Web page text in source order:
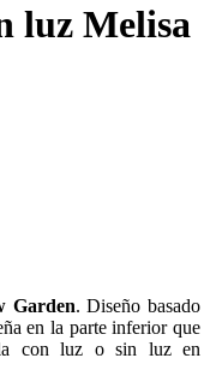
luz Melisa
Garden. Diseño basado
en la parte inferior que
con luz o sin luz en